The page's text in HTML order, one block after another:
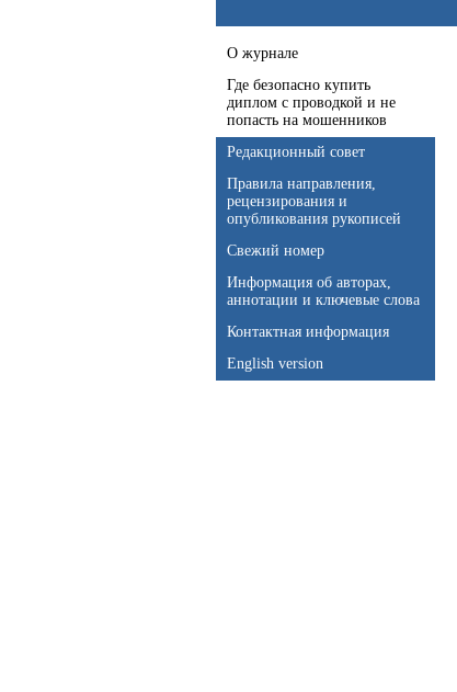
О журнале
Где безопасно купить
диплом с проводкой и не
попасть на мошенников
Редакционный совет
Правила направления,
рецензирования и
опубликования рукописей
Свежий номер
Информация об авторах,
аннотации и ключевые слова
Контактная информация
English version